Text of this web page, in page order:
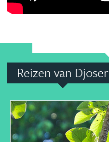
Reizen van Djoser